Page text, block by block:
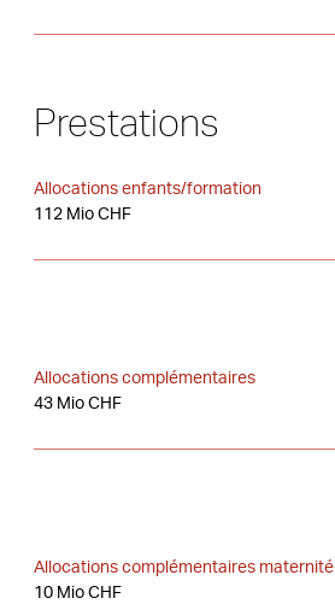
Prestations
Allocations enfants/formation
112 Mio CHF
Allocations complémentaires
43 Mio CHF
Allocations complémentaires maternité
10 Mio CHF